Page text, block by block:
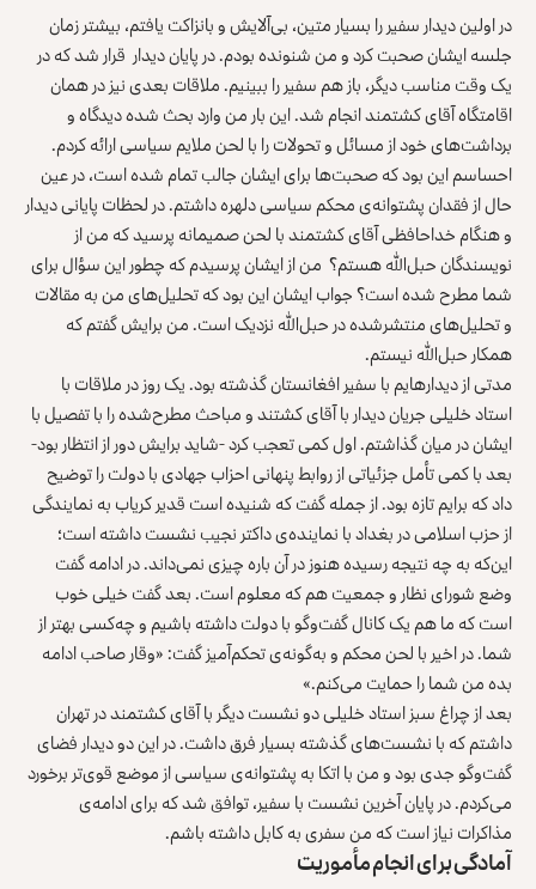
در اولین دیدار سفیر را بسیار متین، بی‌آلایش و بانزاکت یافتم، بیشتر زمان
جلسه ایشان صحبت کرد و من شنونده بودم. در پایان دیدار قرار شد که در
یک وقت مناسب دیگر، باز هم سفیر را ببینیم. ملاقات بعدی نیز در همان
اقامتگاه آقای کشتمند انجام شد. این بار من وارد بحث شده دیدگاه و
برداشت‌های خود از مسائل و تحولات را با لحن ملایم سیاسی ارائه کردم.
احساسم این بود که صحبت‌ها برای ایشان جالب تمام شده است، در عین
حال از فقدان پشتوانه‌ی محکم سیاسی دلهره داشتم. در لحظات پایانی دیدار
و هنگام خداحافظی آقای کشتمند با لحن صمیمانه پرسید که من از
نویسندگان حبل‌الله هستم؟ من از ایشان پرسیدم که چطور این سؤال برای
شما مطرح شده است؟ جواب ایشان این بود که تحلیل‌های من به مقالات
و تحلیل‌های منتشرشده در حبل‌الله نزدیک است. من برایش گفتم که
همکار حبل‌الله نیستم.
مدتی از دیدارهایم با سفیر افغانستان گذشته بود. یک روز در ملاقات با
استاد خلیلی جریان دیدار با آقای کشتند و مباحث مطرح‌شده را با تفصیل با
ایشان در میان گذاشتم. اول کمی تعجب کرد -شاید برایش دور از انتظار بود-
بعد با کمی تأمل جزئیاتی از روابط پنهانی احزاب جهادی با دولت را توضیح
داد که برایم تازه بود. از جمله گفت که شنیده است قدیر کریاب به نمایندگی
از حزب اسلامی در بغداد با نماینده‌ی داکتر نجیب نشست داشته است؛
این‌که به چه نتیجه رسیده هنوز در آن باره چیزی نمی‌داند. در ادامه گفت
وضع شورای نظار و جمعیت هم که معلوم است. بعد گفت خیلی خوب
است که ما هم یک کانال گفت‌وگو با دولت داشته باشیم و چه‌کسی بهتر از
شما. در اخیر با لحن محکم و به‌گونه‌ی تحکم‌آمیز گفت: «وقار صاحب ادامه
بده من شما را حمایت می‌کنم.»
بعد از چراغ سبز استاد خلیلی دو نشست دیگر با آقای کشتمند در تهران
داشتم که با نشست‌های گذشته بسیار فرق داشت. در این دو دیدار فضای
گفت‌وگو جدی بود و من با اتکا به پشتوانه‌ی سیاسی از موضع قوی‌تر برخورد
می‌کردم. در پایان آخرین نشست با سفیر، توافق شد که برای ادامه‌ی
مذاکرات نیاز است که من سفری به کابل داشته‌ باشم.
آمادگی برای انجام مأموریت